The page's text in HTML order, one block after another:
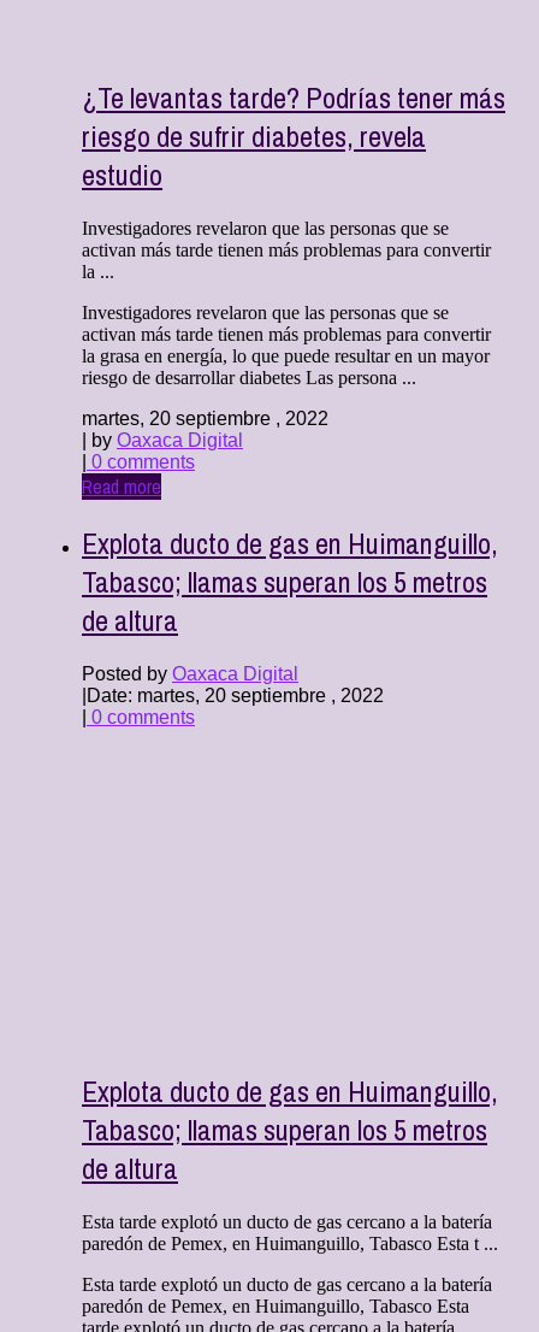
¿Te levantas tarde? Podrías tener más
riesgo de sufrir diabetes, revela
estudio
Investigadores revelaron que las personas que se
activan más tarde tienen más problemas para convertir
la ...
Investigadores revelaron que las personas que se
activan más tarde tienen más problemas para convertir
la grasa en energía, lo que puede resultar en un mayor
riesgo de desarrollar diabetes Las persona ...
martes, 20 septiembre , 2022
| by Oaxaca Digital
0 comments
Read more
Explota ducto de gas en Huimanguillo,
Tabasco; llamas superan los 5 metros
de altura
Posted by Oaxaca Digital
Date: martes, 20 septiembre , 2022
0 comments
Explota ducto de gas en Huimanguillo,
Tabasco; llamas superan los 5 metros
de altura
Esta tarde explotó un ducto de gas cercano a la batería
paredón de Pemex, en Huimanguillo, Tabasco Esta t ...
Esta tarde explotó un ducto de gas cercano a la batería
paredón de Pemex, en Huimanguillo, Tabasco Esta
tarde explotó un ducto de gas cercano a la batería